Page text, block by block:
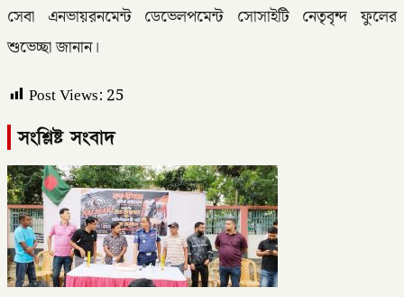
সেবা এনভায়রনমেন্ট ডেভেলপমেন্ট সোসাইটি নেতৃবৃন্দ ফুলের
শুভেচ্ছা জানান।
Post Views: 25
সংশ্লিষ্ট সংবাদ